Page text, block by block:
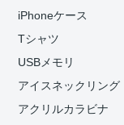
iPhoneケース
Tシャツ
USBメモリ
アイスネックリング
アクリルカラビナ